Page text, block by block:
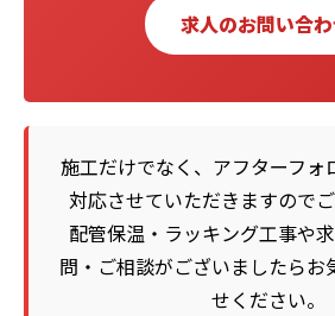
求人のお問い合
施工だけでなく、アフターフォ
対応させていただきますのでご
配管保温・ラッキング工事や
問・ご相談がございましたらお
せください。